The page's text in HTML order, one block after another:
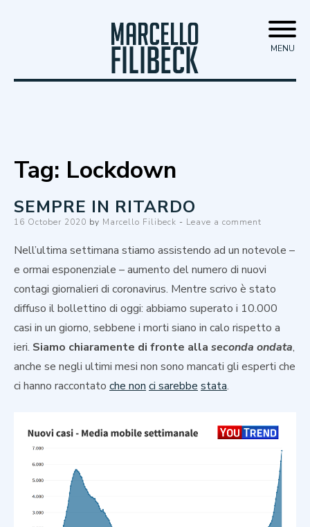
Skip
to
content
Marcello Filibeck MENU
Tag: Lockdown
SEMPRE IN RITARDO
Posted
16 October 2020 by Marcello Filibeck Leave a comment
Nell’ultima settimana stiamo assistendo ad un notevole –
e ormai esponenziale – aumento del numero di nuovi
contagi giornalieri di coronavirus. Mentre scrivo è stato
diffuso il bollettino di oggi: abbiamo superato i 10.000
casi in un giorno, sebbene i morti siano in calo rispetto a
ieri. Siamo chiaramente di fronte alla seconda ondata,
anche se negli ultimi mesi non sono mancati gli esperti che
ci hanno raccontato che non ci sarebbe stata.